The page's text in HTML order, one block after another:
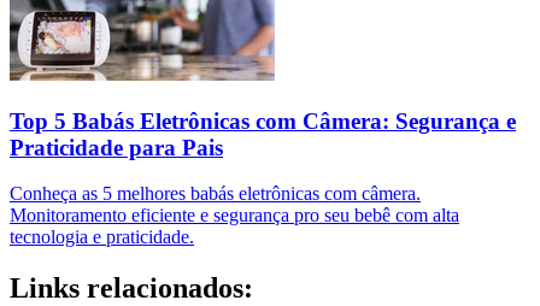
Top 5 Babás Eletrônicas com Câmera: Segurança e
Praticidade para Pais
Conheça as 5 melhores babás eletrônicas com câmera.
Monitoramento eficiente e segurança pro seu bebê com alta
tecnologia e praticidade.
Links relacionados: